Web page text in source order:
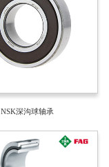
NSK深沟球轴承